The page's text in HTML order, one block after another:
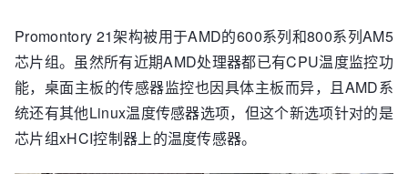
Promontory 21架构被用于AMD的600系列和800系列AM5
芯片组。虽然所有近期AMD处理器都已有CPU温度监控功
能，桌面主板的传感器监控也因具体主板而异，且AMD系
统还有其他Linux温度传感器选项，但这个新选项针对的是
芯片组xHCI控制器上的温度传感器。